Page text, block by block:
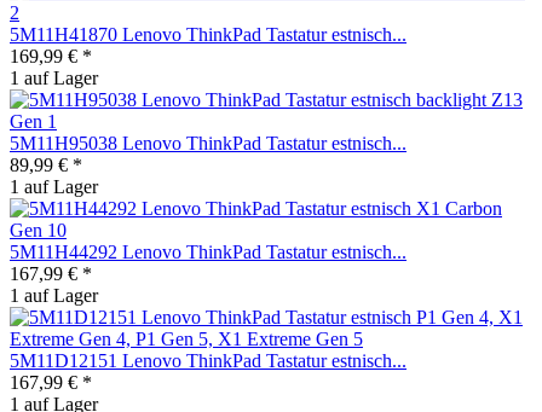
5M11H41870 Lenovo ThinkPad Tastatur estnisch...
169,99 € *
1 auf Lager
5M11H95038 Lenovo ThinkPad Tastatur estnisch...
89,99 € *
1 auf Lager
5M11H44292 Lenovo ThinkPad Tastatur estnisch...
167,99 € *
1 auf Lager
5M11D12151 Lenovo ThinkPad Tastatur estnisch...
167,99 € *
1 auf Lager